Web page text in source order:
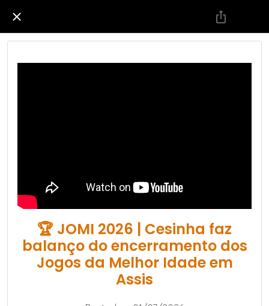
🏆 JOMI 2026 | Cesinha faz
balanço do encerramento dos
Jogos da Melhor Idade em
Assis